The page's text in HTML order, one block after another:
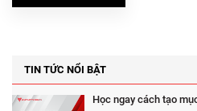
TIN TỨC NỔI BẬT
Học ngay cách tạo